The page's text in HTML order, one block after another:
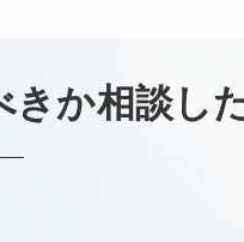
きか相談し